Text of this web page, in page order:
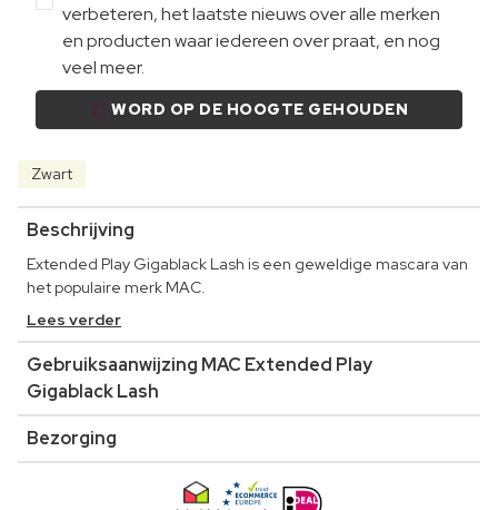
verbeteren, het laatste nieuws over alle merken
en producten waar iedereen over praat, en nog
veel meer.
WORD OP DE HOOGTE GEHOUDEN
Zwart
Beschrijving
Extended Play Gigablack Lash is een geweldige mascara van
het populaire merk MAC.
Lees verder
Gebruiksaanwijzing MAC Extended Play
Gigablack Lash
Bezorging